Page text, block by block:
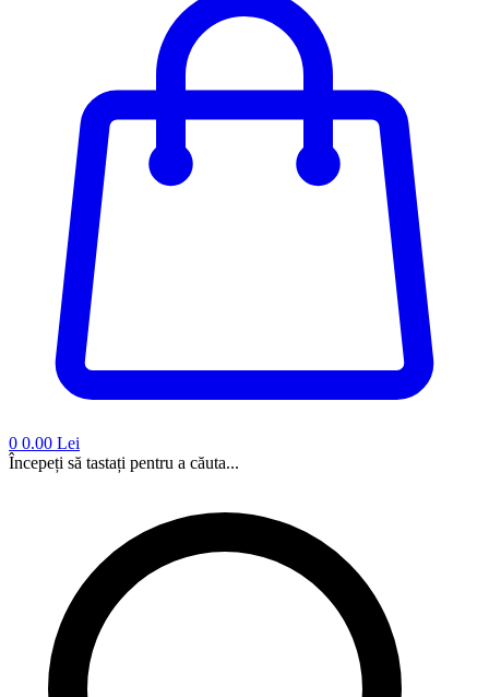
0 0.00 Lei
Începeți să tastați pentru a căuta...